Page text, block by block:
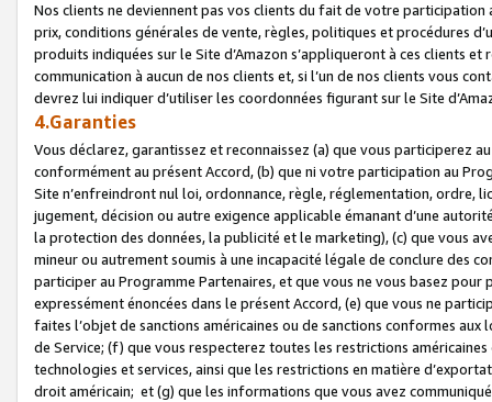
Nos clients ne deviennent pas vos clients du fait de votre
prix, conditions générales de vente, règles, politiques et procédures
produits indiquées sur le Site d’Amazon s’appliqueront à ces clients
communication à aucun de nos clients et, si l’un de nos clients vous
devrez lui indiquer d’utiliser les coordonnées figurant sur le Site
4.Garanties
Vous déclarez, garantissez et reconnaissez (a) que vous participerez
conformément au présent Accord, (b) que ni votre participation au
Site n’enfreindront nul loi, ordonnance, règle, réglementation, ordre,
jugement, décision ou autre exigence applicable émanant d’une
la protection des données, la publicité et le marketing), (c) que vous
mineur ou autrement soumis à une incapacité légale de conclure des
participer au Programme Partenaires, et que vous ne vous basez
expressément énoncées dans le présent Accord, (e) que vous ne
faites l’objet de sanctions américaines ou de sanctions conformes
de Service; (f) que vous respecterez toutes les restrictions
technologies et services, ainsi que les restrictions en matière
droit américain; et (g) que les informations que vous avez